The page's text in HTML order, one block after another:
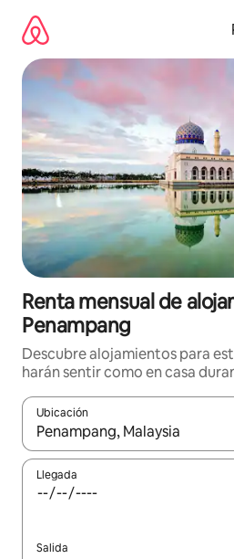
contenido
Renta mensual de
Penampang
Descubre alojamientos para
harán sentir como en casa
Ubicación
Cuando los resultados estén
Llegada
Salida